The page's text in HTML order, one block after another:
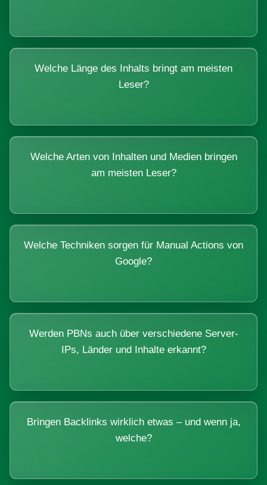
Welche Länge des Inhalts bringt am meisten
Leser?
Welche Arten von Inhalten und Medien bringen
am meisten Leser?
Welche Techniken sorgen für Manual Actions von
Google?
Werden PBNs auch über verschiedene Server-
IPs, Länder und Inhalte erkannt?
Bringen Backlinks wirklich etwas – und wenn ja,
welche?